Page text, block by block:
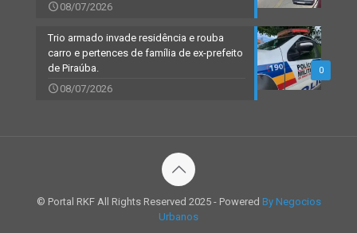
08/07/2026
0
Trio armado invade residência e rouba
carro e pertences de família de ex-prefeito
de Piraúba.
08/07/2026
© Portal RKF All Rights Reserved 2025 - Powered By Negocios
Urbanos